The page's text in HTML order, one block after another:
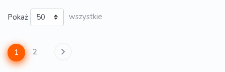
Pokaż wszystkie
1 2